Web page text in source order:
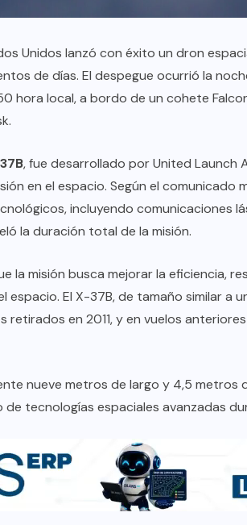
Unidos lanzó con éxito un dron
de días. El despegue ocurrió la
hora local, a bordo de un cohete
, fue desarrollado por United Launch
en el espacio. Según el comunicado
incluyendo comunicaciones
la duración total de la misión.
la misión busca mejorar la eficiencia,
espacio. El X-37B, de tamaño similar a
en 2011, y en vuelos
nueve metros de largo y 4,5 metros
tecnologías espaciales avanzadas